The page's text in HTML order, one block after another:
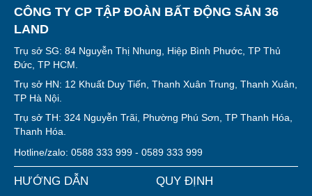
CÔNG TY CP TẬP ĐOÀN BẤT ĐỘNG SẢN 36
LAND
Trụ sở SG: 84 Nguyễn Thị Nhung, Hiệp Bình Phước, TP Thủ
Đức, TP HCM.
Trụ sở HN: 12 Khuất Duy Tiến, Thanh Xuân Trung, Thanh Xuân,
TP Hà Nội.
Trụ sở TH: 324 Nguyễn Trãi, Phường Phú Sơn, TP Thanh Hóa,
Thanh Hóa.
Hotline/zalo: 0588 333 999 - 0589 333 999
HƯỚNG DẪN QUY ĐỊNH